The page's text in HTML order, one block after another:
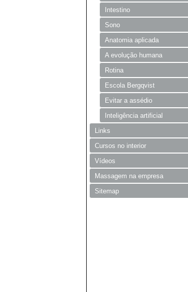
Intestino
Sono
Anatomia aplicada
A evolução humana
Rotina
Escola Bergqvist
Evitar a assédio
Inteligência artificial
Links
Cursos no interior
Vídeos
Massagem na empresa
Sitemap